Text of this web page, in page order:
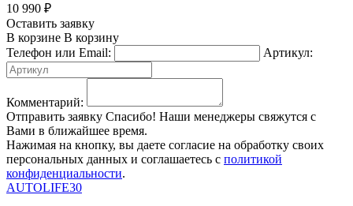
10 990 ₽
Оставить заявку
В корзине В корзину
Телефон или Email:
Артикул:
Комментарий:
Отправить заявку Спасибо! Наши менеджеры свяжутся с
Вами в ближайшее время.
Нажимая на кнопку, вы даете согласие на обработку своих
персональных данных и соглашаетесь с политикой
конфиденциальности.
AUTOLIFE30